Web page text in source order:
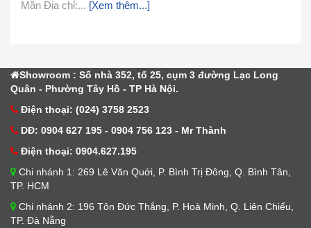
đơn giản này và cùng vào bếp làm ngay với mình
Showroom : Số nhà 352, tổ 25, cụm 3 đường Lạc Long
Quân - Phường Tây Hồ - TP Hà Nội.
Điện thoại: (024) 3758 2523
DĐ: 0904 627 195 - 0904 756 123 - Mr Thành
Điện thoại: 0904.627.195
Chi nhánh 1: 269 Lê Văn Quới, P. Bình Trị Đông, Q. Bình Tân,
TP. HCM
Chi nhánh 2: 196 Tôn Đức Thắng, P. Hoà Minh, Q. Liên Chiểu,
TP. Đà Nẵng